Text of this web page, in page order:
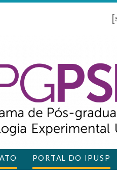
PORTAL DO IPUSP